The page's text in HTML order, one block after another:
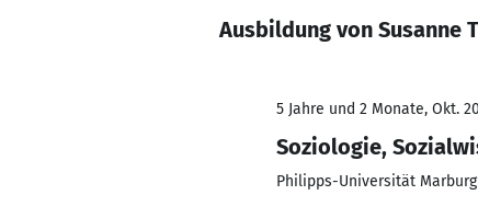
Ausbildung von Susanne
5 Jahre und 2 Monate, Okt.
Soziologie,
Philipps-Universität Marburg